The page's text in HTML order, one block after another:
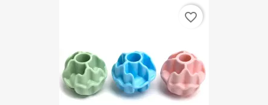
favorite_border